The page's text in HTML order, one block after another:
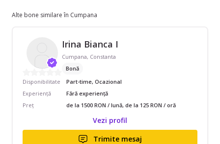
Alte bone similare în Cumpana
Irina Bianca I
Cumpana, Constanta
Bonă
Disponibilitate
Part-time, Ocazional
Experiență
Fără experiență
Preț
de la 1500 RON / lună, de la 125 RON / oră
Vezi profil
Trimite mesaj